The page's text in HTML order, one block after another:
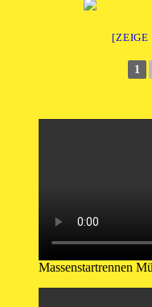
[ZEIGE
1
Massenstartrennen